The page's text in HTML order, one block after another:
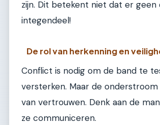
zijn. Dit betekent niet dat er geen
integendeel!
De rol van herkenning en
Conflict is nodig om de band te
versterken. Maar de
van vertrouwen. Denk aan de
ze communiceren.